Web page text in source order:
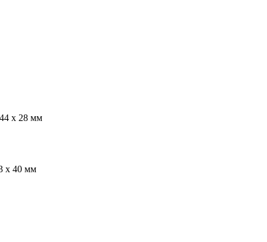
х 28 мм
х 40 мм